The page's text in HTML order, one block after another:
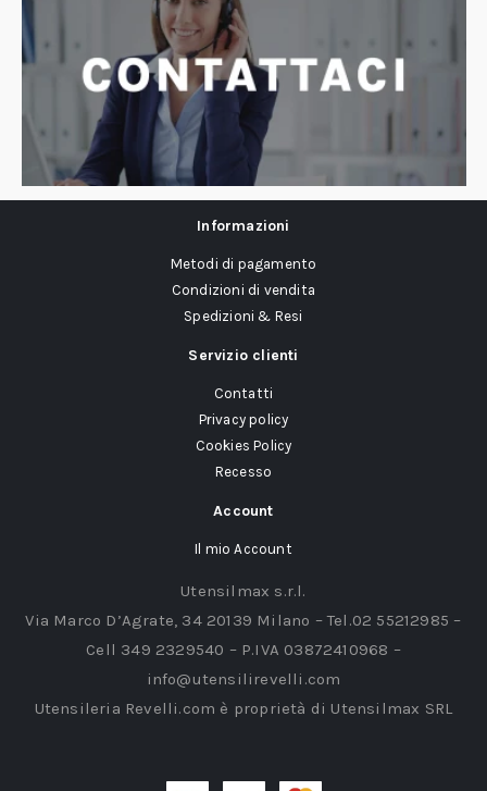
Informazioni
Metodi di pagamento
Condizioni di vendita
Spedizioni & Resi
Servizio clienti
Contatti
Privacy policy
Cookies Policy
Recesso
Account
Il mio Account
Utensilmax s.r.l.
Via Marco D’Agrate, 34 20139 Milano – Tel.02 55212985 –
Cell 349 2329540 – P.IVA 03872410968 –
info@utensilirevelli.com
Utensileria Revelli.com è proprietà di Utensilmax SRL